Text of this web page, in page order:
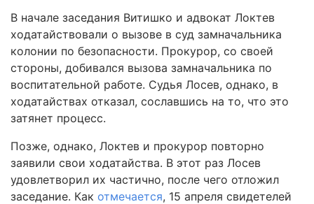
В начале заседания Витишко и адвокат Локтев
ходатайствовали о вызове в суд замначальника
колонии по безопасности. Прокурор, со своей
стороны, добивался вызова замначальника по
воспитательной работе. Судья Лосев, однако, в
ходатайствах отказал, сославшись на то, что это
затянет процесс.
Позже, однако, Локтев и прокурор повторно
заявили свои ходатайства. В этот раз Лосев
удовлетворил их частично, после чего отложил
заседание. Как отмечается, 15 апреля свидетелей